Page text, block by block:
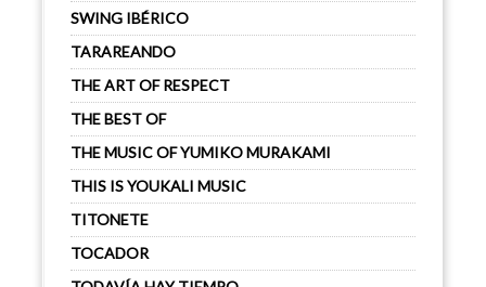
SWING IBÉRICO
TARAREANDO
THE ART OF RESPECT
THE BEST OF
THE MUSIC OF YUMIKO MURAKAMI
THIS IS YOUKALI MUSIC
TITONETE
TOCADOR